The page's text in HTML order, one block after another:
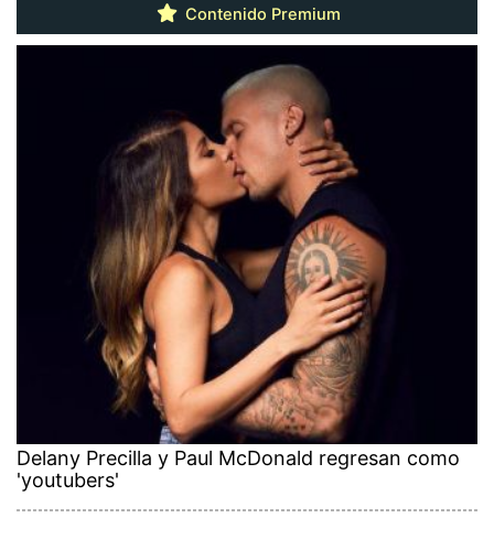
Contenido Premium
Delany Precilla y Paul McDonald regresan como
'youtubers'